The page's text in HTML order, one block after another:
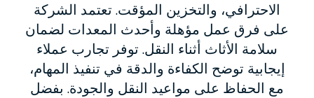
الاحترافي، والتخزين المؤقت. تعتمد الشركة
على فرق عمل مؤهلة وأحدث المعدات لضمان
سلامة الأثاث أثناء النقل. توفر تجارب عملاء
إيجابية توضح الكفاءة والدقة في تنفيذ المهام،
مع الحفاظ على مواعيد النقل والجودة. بفضل